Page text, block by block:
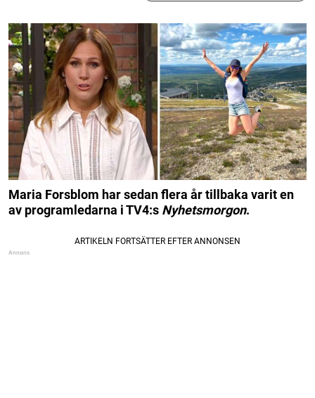
Maria Forsblom har sedan flera år tillbaka varit en
av programledarna i TV4:s Nyhetsmorgon.